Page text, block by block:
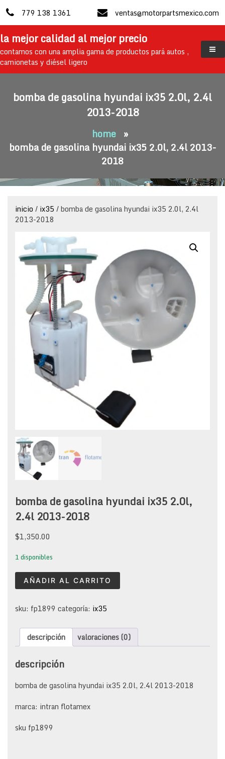
to
content
779 138 1361 ventas@motorpartsmexico.com
la mejor calidad al mejor precio
contamos con una amplia gama de productos pará autos ,
camionetas y diésel ligero
bomba de gasolina hyundai ix35 2.0l, 2.4l
2013-2018
home »
bomba de gasolina hyundai ix35 2.0l, 2.4l 2013-
2018
inicio / ix35 / bomba de gasolina hyundai ix35 2.0l, 2.4l
2013-2018
bomba de gasolina hyundai ix35 2.0l,
2.4l 2013-2018
$1,350.00
1 disponibles
bomba
de
hyundai
2.0l,
2.4l
2013-
2018
cantidad
AÑADIR AL CARRITO
sku: fp1899 categoría: ix35
descripción valoraciones (0)
descripción
bomba de gasolina hyundai ix35 2.0l, 2.4l 2013-2018
marca: intran flotamex
sku fp1899